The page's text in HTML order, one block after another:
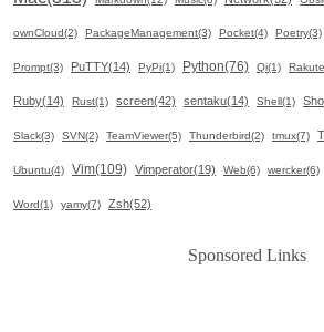
ownCloud(2) PackageManagement(3) Pocket(4) Poetry(3)
Prompt(3) PuTTY(14) PyPi(1) Python(76) Qi(1)
Ruby(14) Rust(1) screen(42) sentaku(14) Shell(1)
Slack(3) SVN(2) TeamViewer(5) Thunderbird(2) tmux(7)
Ubuntu(4) Vim(109) Vimperator(19) Web(6) wercker(6)
Word(1) yamy(7) Zsh(52)
Sponsored Links